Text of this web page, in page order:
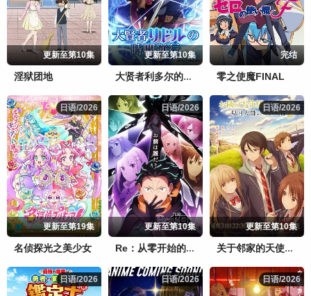
更新至第10集
淫狱团地
更新至第10集
大贤者利多尔的时间逆行
完结
零之使魔FINAL
日语/2026
日语/2026
更新至第19集
名侦探光之美少女
日语/2026
日语/2026
更新至第10集
Re：从零开始的异世界生活 第四季
日语/2026
日语/2026
更新至第10集
关于邻家的天使大人不知不觉把我惯成了废人这档子事 第二季
日语/2026
日语/2026 日语/2026
日语/2026 日语/2026
日语/2026